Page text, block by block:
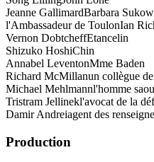
Jeanne GallimardBarbara
l'Ambassadeur de ToulonIan
Vernon DobtcheffEtancelin
Shizuko HoshiChin
Annabel LeventonMme Baden
Richard McMillanun collègue
Michael Mehlmannl'homme
Tristram Jellinekl'avocat de la
Damir Andreiagent des
Production